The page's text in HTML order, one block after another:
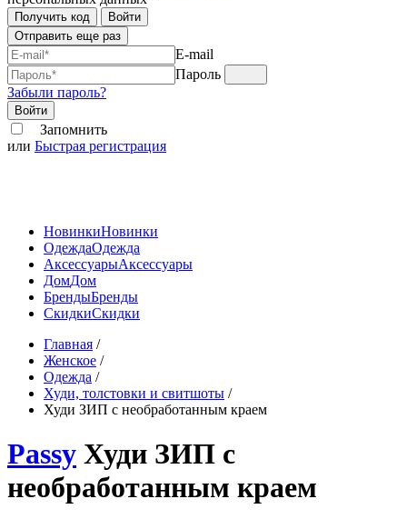
Получить код
Войти
Отправить еще раз
E-mail
Пароль
Забыли пароль?
Войти
Запомнить
или Быстрая регистрация
НовинкиНовинки
ОдеждаОдежда
АксессуарыАксессуары
ДомДом
БрендыБренды
СкидкиСкидки
Главная /
Женское /
Одежда /
Худи, толстовки и свитшоты /
Худи ЗИП с необработанным краем
Passy Худи ЗИП с
необработанным краем